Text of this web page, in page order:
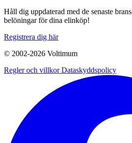
Håll dig uppdaterad med de senaste
belöningar för dina elinköp!
Registrera dig här
© 2002-2026 Voltimum
Regler och villkorDataskyddspolicy